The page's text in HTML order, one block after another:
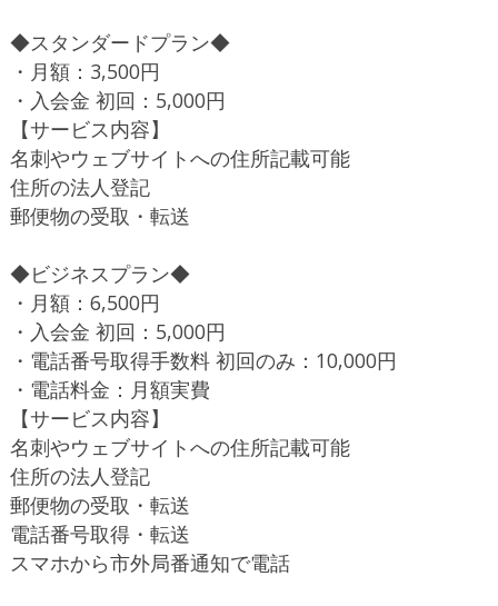
◆スタンダードプラン◆
・月額：3,500円
・入会金 初回：5,000円
【サービス内容】
名刺やウェブサイトへの住所記載可能
住所の法人登記
郵便物の受取・転送
◆ビジネスプラン◆
・月額：6,500円
・入会金 初回：5,000円
・電話番号取得手数料 初回のみ：10,000円
・電話料金：月額実費
【サービス内容】
名刺やウェブサイトへの住所記載可能
住所の法人登記
郵便物の受取・転送
電話番号取得・転送
スマホから市外局番通知で電話